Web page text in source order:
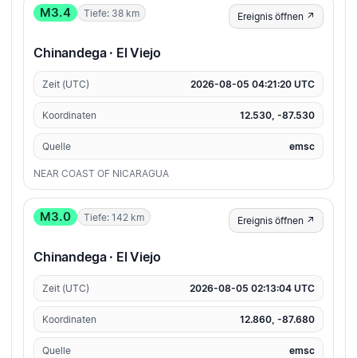
M3.4 Tiefe: 38 km Ereignis öffnen ↗
Chinandega · El Viejo
Zeit (UTC) 2026-08-05 04:21:20 UTC
Koordinaten 12.530, -87.530
Quelle emsc
NEAR COAST OF NICARAGUA
M3.0 Tiefe: 142 km Ereignis öffnen ↗
Chinandega · El Viejo
Zeit (UTC) 2026-08-05 02:13:04 UTC
Koordinaten 12.860, -87.680
Quelle emsc